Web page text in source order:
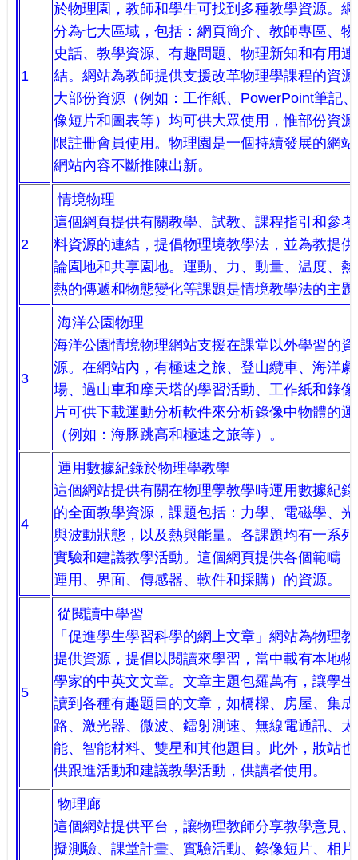
1
於物理園，教師和學生可找到多種教學資源。
分為七大區域，包括：網頁簡介、教師專區、
史話、教學資源、有趣問題、物理新知和有用連
結。網站為教師提供支援改革物理學課程的資
大部份資源（例如：工作紙、PowerPoint筆記
像短片和圖表等）均可供大眾使用，惟部份資
限註冊會員使用。物理園是一個持續發展的網
網站內容不斷推陳出新。
2
情境物理
這個網頁提供有關教學、試教、課程指引和參
料資源的連結，提倡物理境教學法，並為教提
論園地和共享園地。運動、力、動量、温度、
熱的傳遞和物態變化等課題是情境教學法的主
3
海洋公園物理
海洋公園情境物理網站支援在課堂以外學習的資
源。在網站內，有極速之旅、登山纜車、海洋劇
場、過山車和摩天塔的學習活動、工作紙和錄
片可供下載運動分析軟件來分析錄像中物體的
（例如：海豚跳高和極速之旅等）。
4
運用數據紀錄於物理學教學
這個網站提供有關在物理學教學時運用數據紀
的全面教學資源，課題包括：力學、電磁學、
與波動狀態，以及熱與能量。各課題均有一系
實驗和建議教學活動。這個網頁提供各個範疇
運用、界面、傳感器、軟件和採購）的資源。
5
從閱讀中學習
「促進學生學習科學的網上文章」網站為物理
提供資源，提倡以閱讀來學習，當中載有本地
學家的中英文文章。文章主題包羅萬有，讓學
讀到各種有趣題目的文章，如橋樑、房屋、集
路、激光器、微波、鐳射測速、無線電通訊、
能、智能材料、雙星和其他題目。此外，妝站
供跟進活動和建議教學活動，供讀者使用。
物理廊
這個網站提供平台，讓物理教師分享教學意見
擬測驗、課堂計畫、實驗活動、錄像短片、相